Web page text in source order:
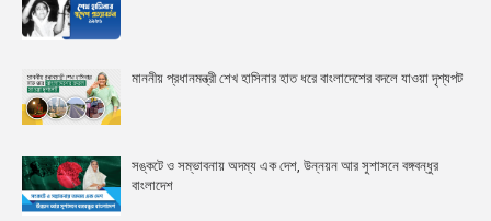
মাননীয় প্রধানমন্ত্রী শেখ হাসিনার হাত ধরে বাংলাদেশের বদলে যাওয়া দৃশ্যপট
সঙ্কটে ও সম্ভাবনায় অদম্য এক দেশ, উন্নয়ন আর সুশাসনে বঙ্গবন্ধুর
বাংলাদেশ